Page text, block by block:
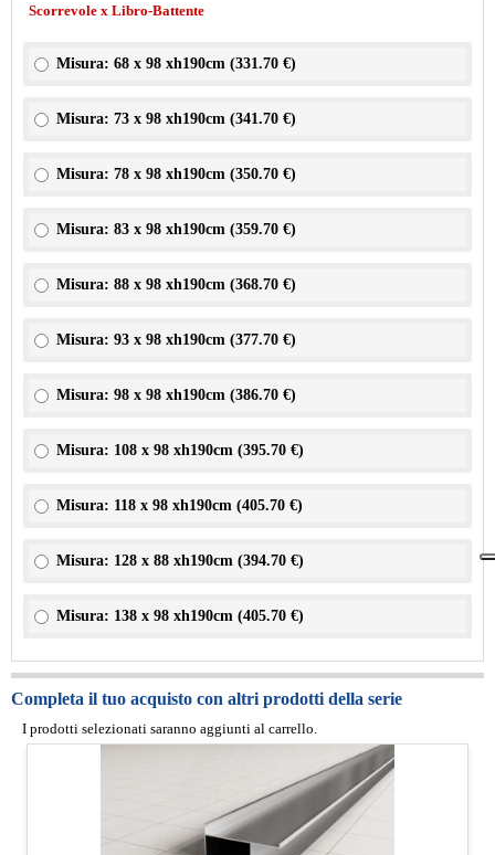
Scorrevole x Libro-Battente
Misura: 68 x 98 xh190cm (331.70 €)
Misura: 73 x 98 xh190cm (341.70 €)
Misura: 78 x 98 xh190cm (350.70 €)
Misura: 83 x 98 xh190cm (359.70 €)
Misura: 88 x 98 xh190cm (368.70 €)
Misura: 93 x 98 xh190cm (377.70 €)
Misura: 98 x 98 xh190cm (386.70 €)
Misura: 108 x 98 xh190cm (395.70 €)
Misura: 118 x 98 xh190cm (405.70 €)
Misura: 128 x 88 xh190cm (394.70 €)
Misura: 138 x 98 xh190cm (405.70 €)
Completa il tuo acquisto con altri prodotti della serie
I prodotti selezionati saranno aggiunti al carrello.